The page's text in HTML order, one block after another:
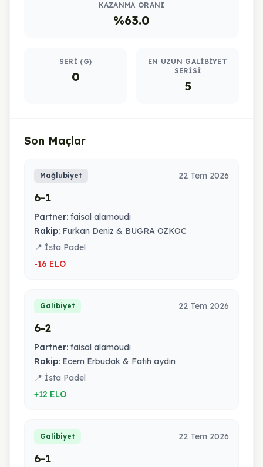
KAZANMA ORANI
%63.0
SERI (G)
0
EN UZUN GALIBIYET
SERISI
5
Son Maçlar
Mağlubiyet 22 Tem 2026
6-1
Partner: faisal alamoudi
Rakip: Furkan Deniz & BUGRA OZKOC
📍 İsta Padel
-16 ELO
Galibiyet 22 Tem 2026
6-2
Partner: faisal alamoudi
Rakip: Ecem Erbudak & Fatih aydın
📍 İsta Padel
+12 ELO
Galibiyet 22 Tem 2026
6-1